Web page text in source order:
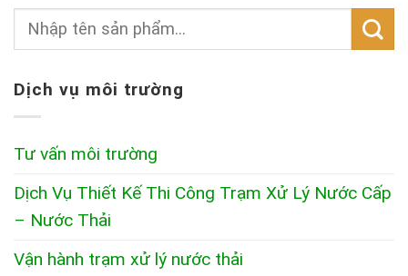
Dịch vụ môi trường
Tư vấn môi trường
Dịch Vụ Thiết Kế Thi Công Trạm Xử Lý Nước Cấp
– Nước Thải
Vận hành trạm xử lý nước thải